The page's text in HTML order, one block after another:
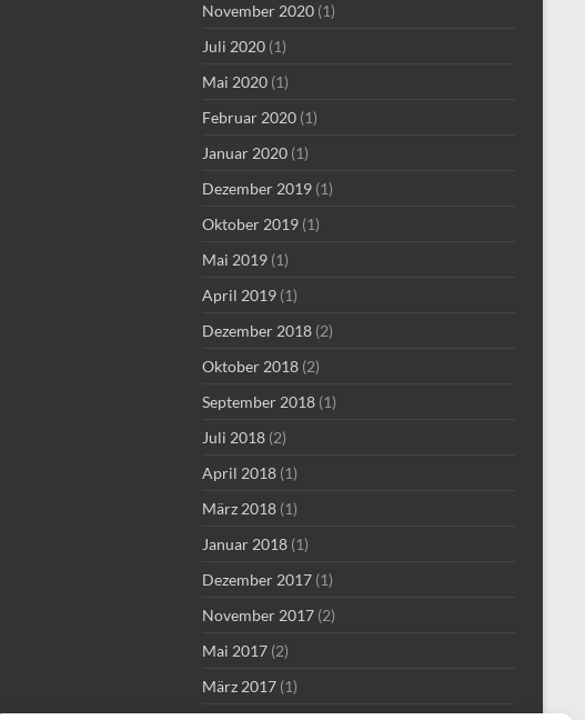
November 2020 (1)
Juli 2020 (1)
Mai 2020 (1)
Februar 2020 (1)
Januar 2020 (1)
Dezember 2019 (1)
Oktober 2019 (1)
Mai 2019 (1)
April 2019 (1)
Dezember 2018 (2)
Oktober 2018 (2)
September 2018 (1)
Juli 2018 (2)
April 2018 (1)
März 2018 (1)
Januar 2018 (1)
Dezember 2017 (1)
November 2017 (2)
Mai 2017 (2)
März 2017 (1)